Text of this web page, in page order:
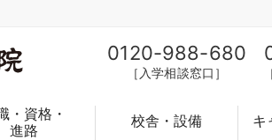
0120-988-680
［入学相談窓口］
・資格・
進路
校舎・設備 キ